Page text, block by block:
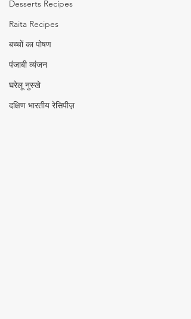
Desserts Recipes
Raita Recipes
बच्चों का पोषण
पंजाबी व्यंजन
घरेलू नुस्खे
दक्षिण भारतीय रेसिपीज़